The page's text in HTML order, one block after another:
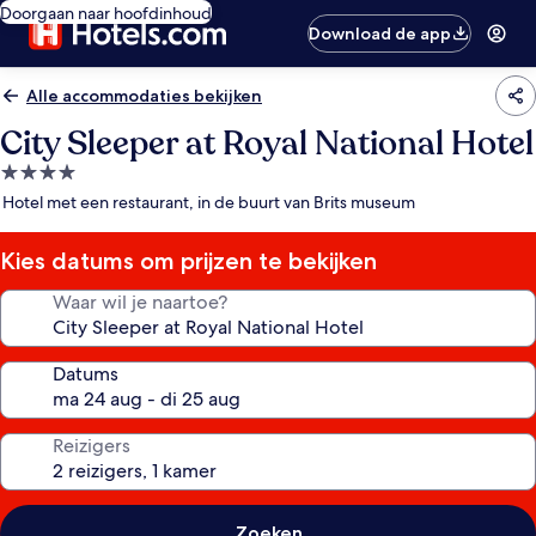
Doorgaan naar hoofdinhoud
Download de app
Alle accommodaties bekijken
City Sleeper at Royal National Hotel
4.0-
sterrenaccommodatie
Hotel met een restaurant, in de buurt van Brits museum
Kies datums om prijzen te bekijken
Waar wil je naartoe?
Datums
Reizigers